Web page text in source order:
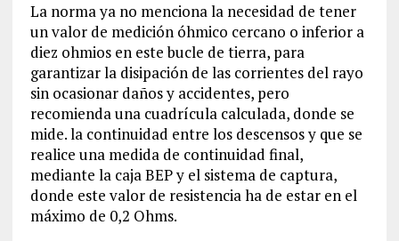
La norma ya no menciona la necesidad de tener
un valor de medición óhmico cercano o inferior a
diez ohmios en este bucle de tierra, para
garantizar la disipación de las corrientes del rayo
sin ocasionar daños y accidentes, pero
recomienda una cuadrícula calculada, donde se
mide. la continuidad entre los descensos y que se
realice una medida de continuidad final,
mediante la caja BEP y el sistema de captura,
donde este valor de resistencia ha de estar en el
máximo de 0,2 Ohms.